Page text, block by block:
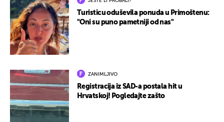
Turisticu oduševila ponuda u Primoštenu:
"Oni su puno pametniji od nas"
ZANIMLJIVO
Registracija iz SAD-a postala hit u
Hrvatskoj! Pogledajte zašto